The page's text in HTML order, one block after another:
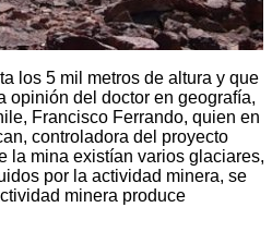
los 5 mil metros de altura y que
opinión del doctor en geografía,
Francisco Ferrando, quien en
controladora del proyecto
la mina existían varios glaciares,
por la actividad minera, se
minera produce